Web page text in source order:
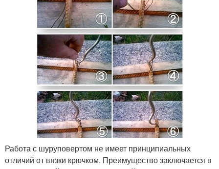
Работа с шуруповертом не имеет принципиальных
отличий от вязки крючком. Преимущество заключается в